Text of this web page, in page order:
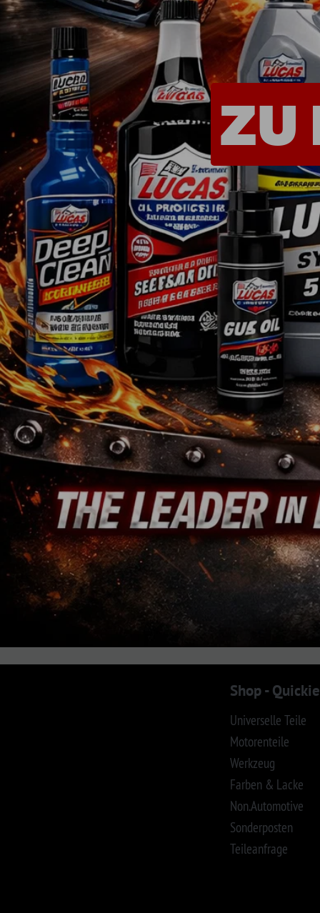
Shop - Quickies
Universelle Teile
Motorenteile
Werkzeug
Farben & Lacke
Non.Automotive
Sonderposten
Teileanfrage
Jedes Logo ist Eigentum des jeweiligen Inhabers. Das GM®-, Chrysler®-, Jeep®-